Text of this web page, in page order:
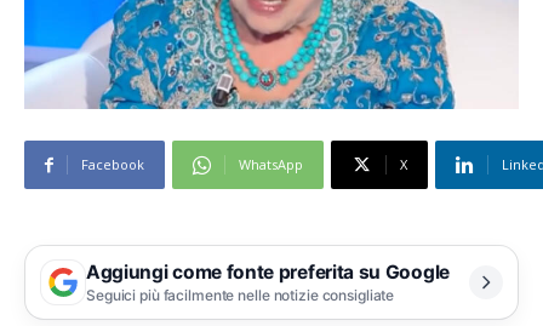
Facebook WhatsApp X
Aggiungi come fonte preferita su Google
Seguici più facilmente nelle notizie consigliate